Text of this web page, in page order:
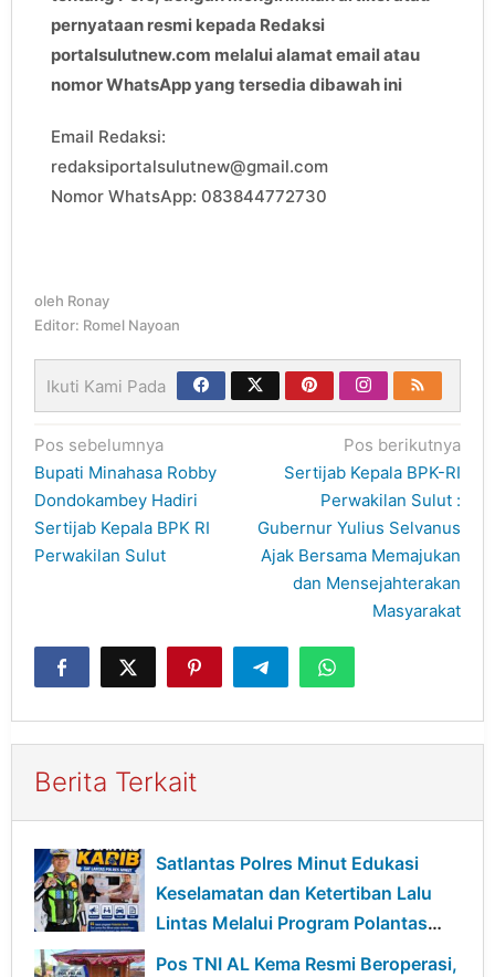
pernyataan resmi kepada Redaksi
portalsulutnew.com melalui alamat email atau
nomor WhatsApp yang tersedia dibawah ini
Email Redaksi:
redaksiportalsulutnew@gmail.com
Nomor WhatsApp: 083844772730
oleh Ronay
Editor: Romel Nayoan
Ikuti Kami Pada
Navigasi
pos
Pos sebelumnya
Bupati Minahasa Robby
Dondokambey Hadiri
Sertijab Kepala BPK RI
Perwakilan Sulut
Pos berikutnya
Sertijab Kepala BPK-RI
Perwakilan Sulut :
Gubernur Yulius Selvanus
Ajak Bersama Memajukan
dan Mensejahterakan
Masyarakat
Berita Terkait
Satlantas Polres Minut Edukasi
Keselamatan dan Ketertiban Lalu
Lintas Melalui Program Polantas
Karib
Pos TNI AL Kema Resmi Beroperasi,